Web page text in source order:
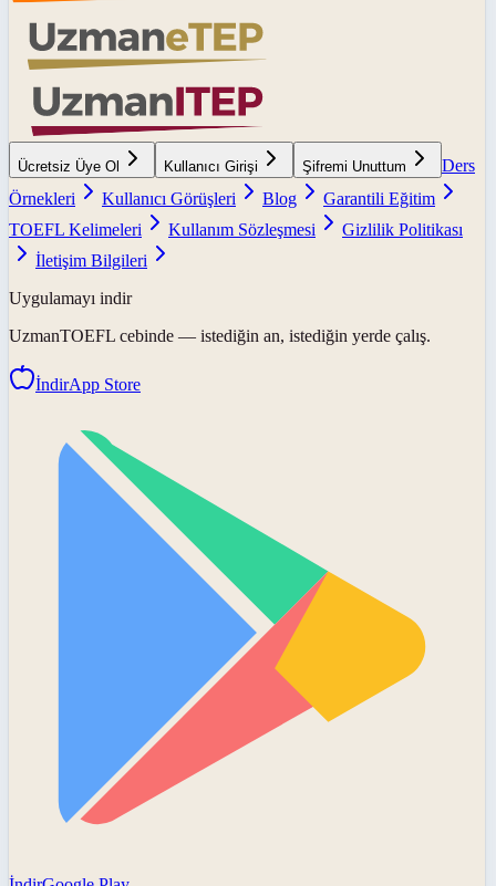
Ücretsiz Üye Ol Kullanıcı Girişi Şifremi Unuttum
Ders
Örnekleri
Kullanıcı Görüşleri Blog
Garantili Eğitim
TOEFL Kelimeleri
Kullanım Sözleşmesi
Gizlilik Politikası
İletişim Bilgileri
Uygulamayı indir
UzmanTOEFL cebinde — istediğin an, istediğin yerde çalış.
İndirApp Store